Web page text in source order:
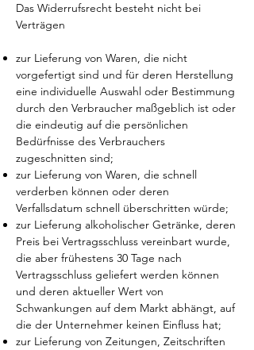
Das Widerrufsrecht besteht nicht bei
Verträgen
zur Lieferung von Waren, die nicht
vorgefertigt sind und für deren Herstellung
eine individuelle Auswahl oder Bestimmung
durch den Verbraucher maßgeblich ist oder
die eindeutig auf die persönlichen
Bedürfnisse des Verbrauchers
zugeschnitten sind;
zur Lieferung von Waren, die schnell
verderben können oder deren
Verfallsdatum schnell überschritten würde;
zur Lieferung alkoholischer Getränke, deren
Preis bei Vertragsschluss vereinbart wurde,
die aber frühestens 30 Tage nach
Vertragsschluss geliefert werden können
und deren aktueller Wert von
Schwankungen auf dem Markt abhängt, auf
die der Unternehmer keinen Einfluss hat;
zur Lieferung von Zeitungen, Zeitschriften